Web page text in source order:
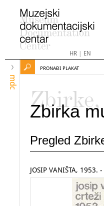
HR| EN
mdc
PRONAĐI PLAKAT
Zbirke,
Zbirka
Pregled
JOSIP VANIŠTA, 1953.